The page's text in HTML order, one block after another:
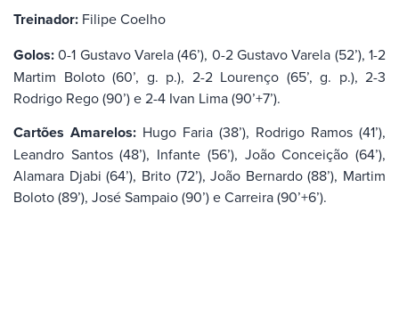
Treinador: Filipe Coelho
Golos:0-1 Gustavo Varela (46’), 0-2 Gustavo Varela (52’), 1-2
Martim Boloto (60’, g. p.), 2-2 Lourenço (65’, g. p.), 2-3
Rodrigo Rego (90’) e 2-4 Ivan Lima (90’+7’).
Cartões Amarelos: Hugo Faria (38’), Rodrigo Ramos (41’),
Leandro Santos (48’), Infante (56’), João Conceição (64’),
Alamara Djabi (64’), Brito (72’), João Bernardo (88’), Martim
Boloto (89’), José Sampaio (90’) e Carreira (90’+6’).